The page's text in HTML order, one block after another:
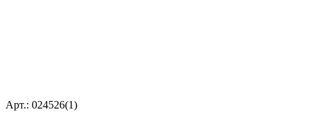
Арт.: 024526(1)